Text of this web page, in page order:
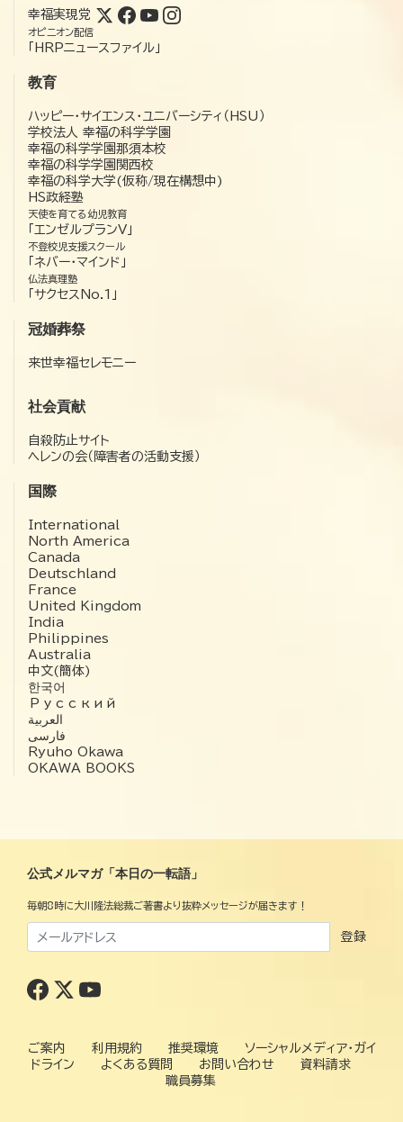
幸福実現党
オピニオン配信
「HRPニュースファイル」
教育
ハッピー・サイエンス・ユニバーシティ（HSU）
学校法人 幸福の科学学園
幸福の科学学園那須本校
幸福の科学学園関西校
幸福の科学大学(仮称/現在構想中)
HS政経塾
天使を育てる幼児教育
「エンゼルプランV」
不登校児支援スクール
「ネバー・マインド」
仏法真理塾
「サクセスNo.1」
冠婚葬祭
来世幸福セレモニー
社会貢献
自殺防止サイト
ヘレンの会（障害者の活動支援）
国際
International
North America
Canada
Deutschland
France
United Kingdom
India
Philippines
Australia
中文(簡体)
한국어
Русский
العربية‏
فارسی
Ryuho Okawa
OKAWA BOOKS
公式メルマガ「本日の一転語」
毎朝8時に大川隆法総裁ご著書より抜粋メッセージが届きます！
登録
ご案内 利用規約 推奨環境
ソーシャルメディア・ガイ
ドライン
よくある質問 お問い合わせ
資料請求
職員募集